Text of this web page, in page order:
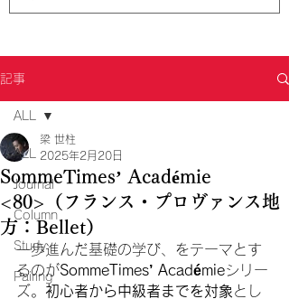
記事
ALL
Journal
Column
Study
Pairing
ALL
SommeTimes’ Académie
<80>（フランス・プロヴァンス地
方：Bellet）
梁 世柱
2025年2月20日
一歩進んだ基礎の学び、をテーマとす
るのがSommeTimes’ Académieシリー
ズ。 初心者から中級者までを対象とし